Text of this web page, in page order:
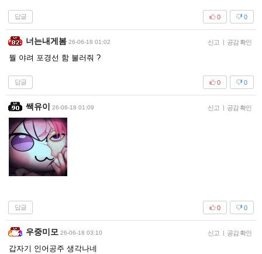
답글 0
0
너는내게봄 26-06-18 01:02 신고 | 공감 확인
뭘 야려 포경선 함 불러줘 ?
답글 0
0
쌕유이 26-06-18 01:09 신고 | 공감 확인
답글 0
0
우중미모 26-06-18 03:10 신고 | 공감 확인
갑자기 인어공주 생각나네